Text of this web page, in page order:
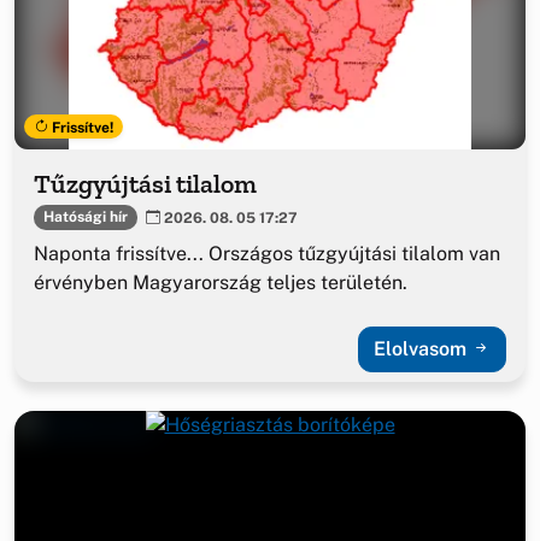
Frissítve!
Tűzgyújtási tilalom
Hatósági hír 2026. 08. 05 17:27
Naponta frissítve... Országos tűzgyújtási tilalom van
érvényben Magyarország teljes területén.
Elolvasom